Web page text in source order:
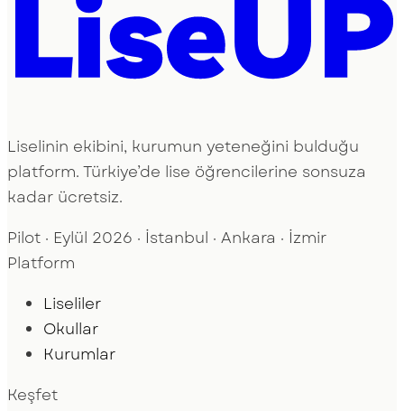
Liselinin ekibini, kurumun yeteneğini bulduğu
platform. Türkiye’de lise öğrencilerine sonsuza
kadar ücretsiz.
Pilot · Eylül 2026 · İstanbul · Ankara · İzmir
Platform
Liseliler
Okullar
Kurumlar
Keşfet